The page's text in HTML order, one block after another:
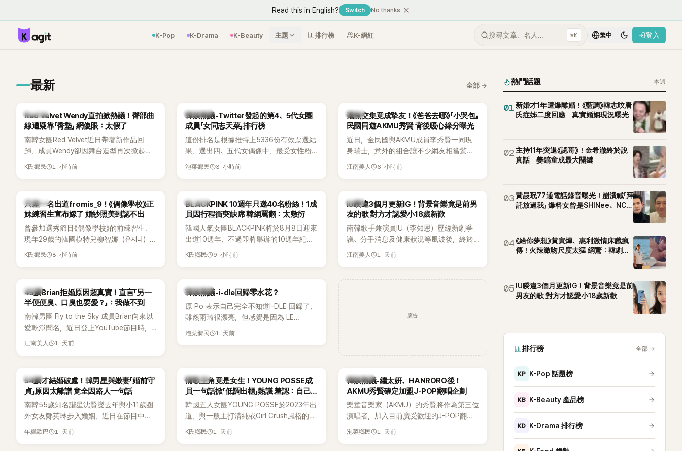
Read this in English? Switch No thanks
K-Pop K-Drama K-Beauty 主題 排行榜 K-網紅 搜尋文章、名人… ⌘K 繁中 登入
最新 全部 →
K-POP
Red Velvet Wendy直拍掀熱議！臀部曲
線遭疑靠「臀墊」 網傻眼：太假了
南韓女團Red Velvet近日帶著新作品回
歸，成員Wendy卻因舞台造型再次掀起討
論。她日前才因暴瘦身形受到外界關注，
K氏鄉民 1 小時前
熱議討論
韓娛熱議-Twitter發起的第4、5代女團
成員「女同志天菜」排行榜
這份排名是根據推特上5336份有效票選結
果，選出四、五代女偶像中，最受女性粉
絲喜愛的成員。其中，HATS2HEARTS成
泡菜鄉民 3 小時前
韓星
毫無交集竟成摯友！《爸爸去哪》「小哭包」
民國同遊AKMU秀賢 背後暖心緣分曝光
近日，金民國與AKMU成員李秀賢一同現
身瑞士，意外的組合讓不少網友相當驚
訝。兩人過去幾乎沒有公開交集，如今卻
江南美人 6 小時前
K-POP
只差一名出道fromis_9！《偶像學校》正
妹練習生宣布嫁了 婚紗照美到認不出
曾參加選秀節目《偶像學校》的前練習生、
現年29歲的韓國模特兒柳智娜（유지나），
近日無預警在社群平台公開一系列婚紗
K氏鄉民 8 小時前
K-POP
BLACKPINK 10週年只邀40名粉絲！1成
員因行程衝突缺席 韓網罵翻：太敷衍
韓國人氣女團BLACKPINK將於8月8日迎來
出道10週年，不過即將舉辦的10週年紀念
Meet & Greet活動，依舊無法看到四人合
絲熱議。
K氏鄉民 9 小時前
韓星
IU睽違3個月更新IG！背景音樂竟是前男
友的歌 對方才認愛小18歲新歡
南韓歌手兼演員IU（李知恩）歷經新劇爭
議、分手消息及健康狀況等風波後，終於
睽違3個月更新社群平台，一口氣曬出20
江南美人 1 天前
韓星
45歲Brian拒婚原因超真實！直言「另一
半便便臭、口臭也要愛？」：我做不到
南韓男團 Fly to the Sky 成員Brian向來以
愛乾淨聞名，近日登上YouTube節目時，
再度談到自己的婚姻觀，直言無法理解「連
江南美人 1 天前
熱議討論
韓娛熱議-i-dle回歸零水花？
原 Po 表示自己完全不知道I-DLE 回歸了，
雖然雨琦很漂亮，但感覺是因為 LE
SSERAFIM 和 aespa 佔據了市場。
泡菜鄉民 1 天前
廣告
韓星
54歲才結婚破處！韓男星與嫩妻「婚前守
貞」原因太離譜 竟全因路人一句話
南韓55歲知名諧星沈賢燮去年與小11歲圈
外女友鄭英琳步入婚姻，近日在節目中分
享與妻子的戀愛故事，笑稱兩人原本想享
年糕歐巴 1 天前
K-POP
情歌主角竟是女生！YOUNG POSSE成
員一句話掀「低調出櫃」熱議 羞認：自己
都不敢聽
韓國五人女團YOUNG POSSE於2023年出
道，與一般主打清純或Girl Crush風格的女
團不同，她們以濃厚的Hip-Hop元素、自
K氏鄉民 1 天前
熱議討論
韓娛熱議-繼太妍、HANRORO後！
AKMU秀賢確定加盟J-POP翻唱企劃
樂童音樂家（AKMU）的秀賢將作為第三位
演唱者，加入目前廣受歡迎的J-POP翻唱
企劃。繼太妍和Hanroro之後，秀賢已獲
泡菜鄉民 1 天前
熱門話題 本週
01 新婚才1年遭爆離婚！《藍調》韓志旼唐
氏症姊二度回應 真實婚姻現況曝光
02 主持11年突退《認哥》！金希澈終於說
真話 姜鎬童成最大關鍵
03黃晸珉77通電話錄音曝光！崩潰喊「拜
託放過我」 爆料女曾是SHINee、NCT
04《給你夢想》黃寅燁、惠利激情床戲瘋
傳！火辣激吻尺度太猛 網驚：韓劇太
05 IU睽違3個月更新IG！背景音樂竟是前
男友的歌 對方才認愛小18歲新歡
排行榜 全部 →
KP K-Pop 話題榜
KB K-Beauty 產品榜
KD K-Drama 排行榜